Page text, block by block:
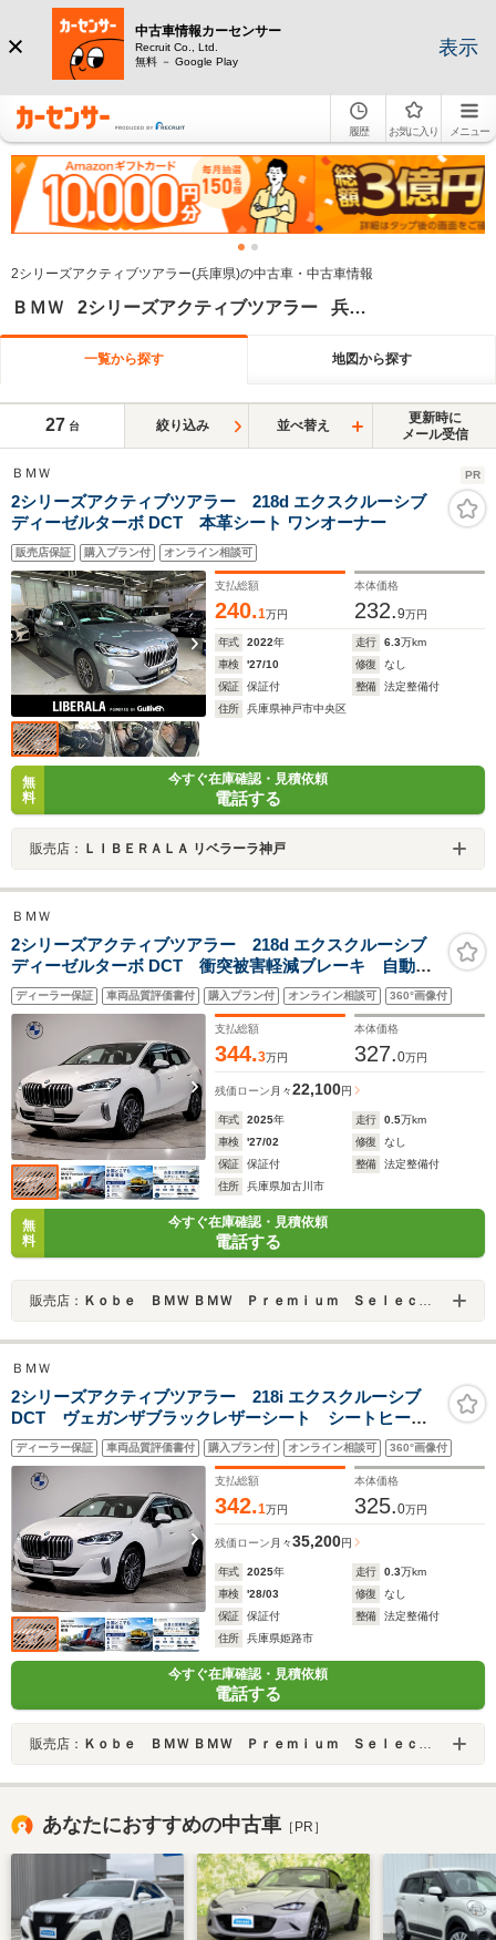
中古車情報カーセンサー
Recruit Co., Ltd.
無料 － Google Play
表示
履歴 お気に入り メニュー
2シリーズアクティブツアラー(兵庫県)の中古車・中古車情報
ＢＭＷ 2シリーズアクティブツアラー 兵庫県
一覧から探す 地図から探す
27 台 絞り込み 並べ替え
更新時に
メール受信
ＢＭＷ PR
2シリーズアクティブツアラー 218d エクスクルーシブ
ディーゼルターボ DCT 本革シート ワンオーナー
販売店保証 購入プラン付 オンライン相談可
支払総額
240.1万円
本体価格
232.9万円
年式 2022年 走行 6.3万km
車検
'27/10 修復
なし
保証
保証付 整備
法定整備付
住所
兵庫県神戸市中央区
無
料
今すぐ在庫確認・見積依頼
電話する
販売店： ＬＩＢＥＲＡＬＡ リベラーラ神戸
ＢＭＷ
2シリーズアクティブツアラー 218d エクスクルーシブ
ディーゼルターボ DCT 衝突被害軽減ブレーキ 自動追
従型クルーズコントロール パーキングアシスト 全周
囲カメラ 電動テールゲート 電動シート シートヒー
ター AppleCarPlay ワイヤレス充電 ミラー内蔵
ETC LEDライト
ディーラー保証 車両品質評価書付 購入プラン付 オンライン相談可 360°画像付
支払総額
344.3万円
本体価格
327.0万円
残価ローン 月々22,100円
年式 2025年 走行 0.5万km
車検
'27/02 修復
なし
保証
保証付 整備
法定整備付
住所
兵庫県加古川市
無
料
今すぐ在庫確認・見積依頼
電話する
販売店： Ｋｏｂｅ ＢＭＷ ＢＭＷ Ｐｒｅｍｉｕｍ Ｓｅｌｅｃｔｉｏｎ 加古川
ＢＭＷ
2シリーズアクティブツアラー 218i エクスクルーシブ
DCT ヴェガンザブラックレザーシート シートヒータ
ー カーブドディスプレイ アンビエントライト ヘッ
ドアップディスプレイ メモリー付きパワーシート 電
動トランク(キックオープン付き) アップルカープレイ
ディーラー保証 車両品質評価書付 購入プラン付 オンライン相談可 360°画像付
支払総額
342.1万円
本体価格
325.0万円
残価ローン 月々35,200円
年式 2025年 走行 0.3万km
車検
'28/03 修復
なし
保証
保証付 整備
法定整備付
住所
兵庫県姫路市
今すぐ在庫確認・見積依頼
電話する
販売店： Ｋｏｂｅ ＢＭＷ ＢＭＷ Ｐｒｅｍｉｕｍ Ｓｅｌｅｃｔｉｏｎ 姫路
あなたにおすすめの中古車 ［PR］